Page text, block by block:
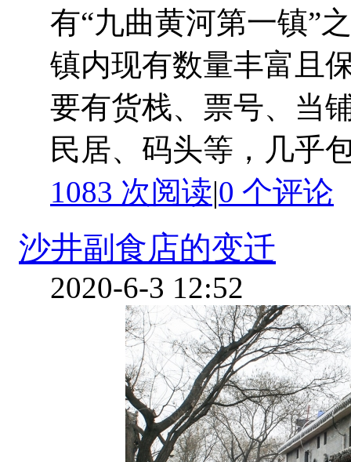
有“九曲黄河第一镇”
镇内现有数量丰富且
要有货栈、票号、当
民居、码头等，几乎
1083 次阅读|0 个评论
沙井副食店的变迁
2020-6-3 12:52